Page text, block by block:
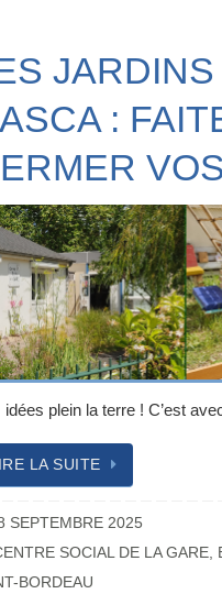
:
idées plein la terre ! C’est
LA SUITE
SEPTEMBRE 2025
SOCIAL DE LA GARE
BORDEAU